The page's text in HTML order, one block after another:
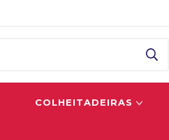
COLHEITADEIRAS